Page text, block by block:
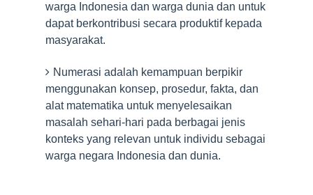
warga Indonesia dan warga dunia dan untuk
dapat berkontribusi secara produktif kepada
masyarakat.
Numerasi adalah kemampuan berpikir
menggunakan konsep, prosedur, fakta, dan
alat matematika untuk menyelesaikan
masalah sehari-hari pada berbagai jenis
konteks yang relevan untuk individu sebagai
warga negara Indonesia dan dunia.